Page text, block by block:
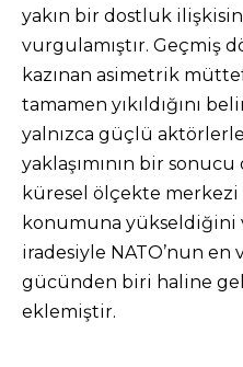
yakın bir dostluk
vurgulamıştır. Geçmiş
kazınan asimetrik
tamamen yıkıldığını
yalnızca güçlü
yaklaşımının bir
küresel ölçekte
konumuna yükseldiğini
iradesiyle NATO’nun en
gücünden biri haline
eklemiştir.